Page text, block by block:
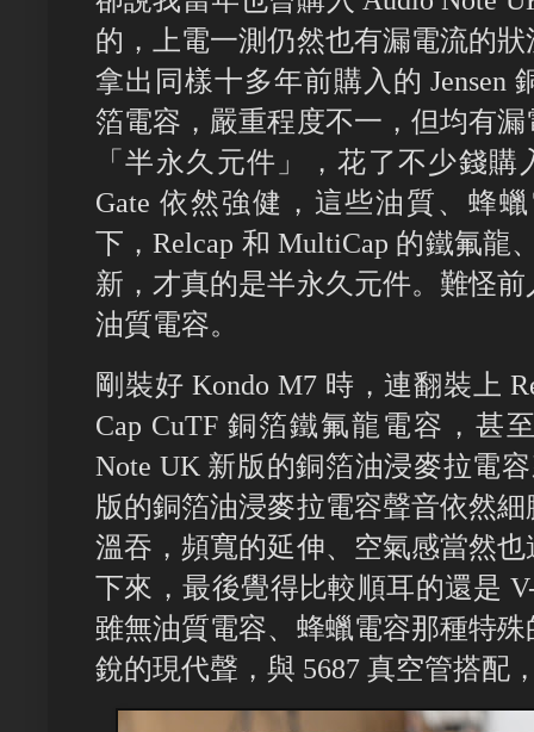
的，上電一測仍然也有漏電流的
拿出同樣十多年前購入的 Jensen
箔電容，嚴重程度不一，但均有
「半永久元件」，花了不少錢
Gate 依然強健，這些油質、蜂
下，Relcap 和 MultiCap 的鐵氟龍
新，才真的是半永久元件。難怪
油質電容。
剛裝好 Kondo M7 時，連翻裝上
Cap CuTF 銅箔鐵氟龍電容，甚
Note UK 新版的銅箔油浸麥拉電
版的銅箔油浸麥拉電容聲音依然
溫吞，頻寬的延伸、空氣感當然
下來，最後覺得比較順耳的還是
雖無油質電容、蜂蠟電容那種特
銳的現代聲，與 5687 真空管搭配